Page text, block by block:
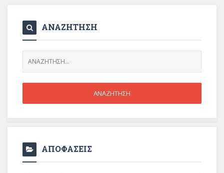
ΑΝΑΖΗΤΗΣΗ
ΑΠΟΦΑΣΕΙΣ